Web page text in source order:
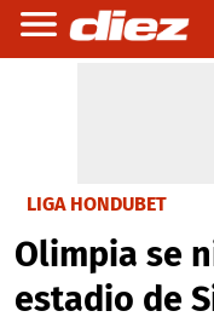
LIGA HONDUBET
Olimpia se
estadio de